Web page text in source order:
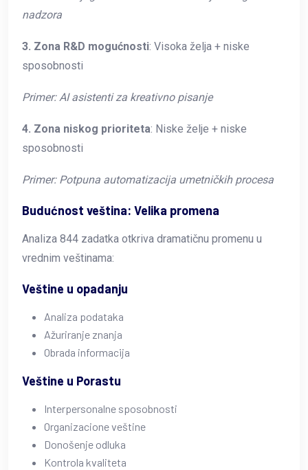
nadzora
3. Zona R&D mogućnosti: Visoka želja + niske
sposobnosti
Primer: AI asistenti za kreativno pisanje
4. Zona niskog prioriteta: Niske želje + niske
sposobnosti
Primer: Potpuna automatizacija umetničkih procesa
Budućnost veština: Velika promena
Analiza 844 zadatka otkriva dramatičnu promenu u
vrednim veštinama:
Veštine u opadanju
Analiza podataka
Ažuriranje znanja
Obrada informacija
Veštine u Porastu
Interpersonalne sposobnosti
Organizacione veštine
Donošenje odluka
Kontrola kvaliteta